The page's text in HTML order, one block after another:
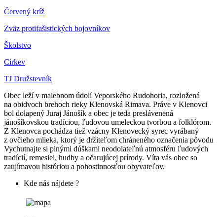
Červený kríž
Zväz protifašistických bojovníkov
Školstvo
Cirkev
TJ Družstevník
Obec leží v malebnom údolí Veporského Rudohoria, rozložená
na obidvoch brehoch rieky Klenovská Rimava. Práve v Klenovci
bol dolapený Juraj Jánošík a obec je teda preslávenená
jánošíkovskou tradíciou, ľudovou umeleckou tvorbou a folklórom.
Z Klenovca pochádza tiež vzácny Klenovecký syrec vyrábaný
z ovčieho mlieka, ktorý je držiteľom chráneného označenia pôvodu
Vychutnajte si plnými dúškami neodolateľnú atmosféru ľudových
tradícií, remesiel, hudby a očarujúcej prírody. Víta vás obec so
zaujímavou históriou a pohostinnosťou obyvateľov.
Kde nás nájdete ?